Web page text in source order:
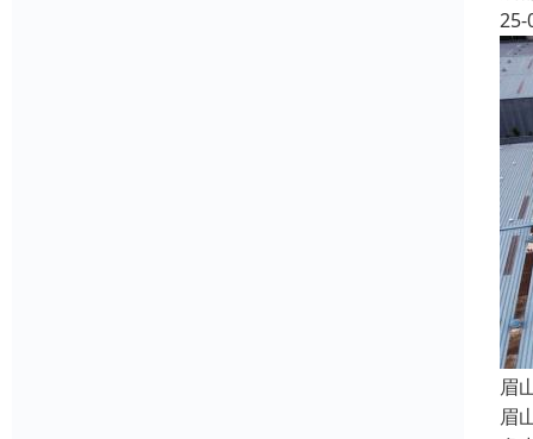
25-
眉
眉